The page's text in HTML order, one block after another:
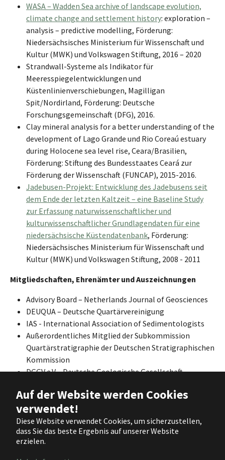
Auf der Website werden Cookies
verwendet!
Diese Website verwendet Cookies, um sicherzustellen,
dass Sie das beste Ergebnis auf unserer Website
erzielen.
WASA – Wadden Sea archive of landscape evolution,
climate change and settlement history: exploration –
analysis – predictive modelling, Förderung:
Niedersächsisches Ministerium für Wissenschaft und
Kultur (MWK) und Volkswagen Stiftung, 2016 – 2020
Strandwall-Systeme als Indikator für
Meeresspiegelentwicklungen und
Küstenlinienverschiebungen, Magilligan
Spit/Nordirland, Förderung: Deutsche
Forschungsgemeinschaft (DFG), 2016.
Clay mineral analysis for a better understanding of the
development of Lago Grande und Rio Coreaú estuary
during Holocene sea level rise, Ceara/Brasilien,
Förderung: Stiftung des Bundesstaates Ceará zur
Förderung der Wissenschaft (FUNCAP), 2015-2016.
Jadebusen-Projekt: Entwicklung des Jadebusens seit
dem Ende der letzten Kaltzeit – eine Baseline Study
zur Erfassung naturwissenschaftlicher und
kulturwissenschaftlicher Grundlagendaten für eine
niedersächsische Küstendatenbank, Förderung:
Niedersächsisches Ministerium für Wissenschaft und
Kultur (MWK) und Volkswagen Stiftung, 2008 - 2011
Mitgliedschaften, Ehrenämter und Auszeichnungen
Advisory Board – Netherlands Journal of Geosciences
DEUQUA – Deutsche Quartärvereinigung
IAS - International Association of Sedimentologists
Außerordentliches Mitglied der Subkommission
Quartärstratigraphie der Deutschen Stratigraphischen
Kommission
DGGV e.V. - Deutsche Geologische Gesellschaft -
Arbeitskreis der Geographie der Meere und Küsten
GEFFRUB-Preis 2006 (Auszeichnung der Gesellschaft
der Freunde und Förderer der Universität Bonn für die
besten Dissertationen an der Universität Bonn)